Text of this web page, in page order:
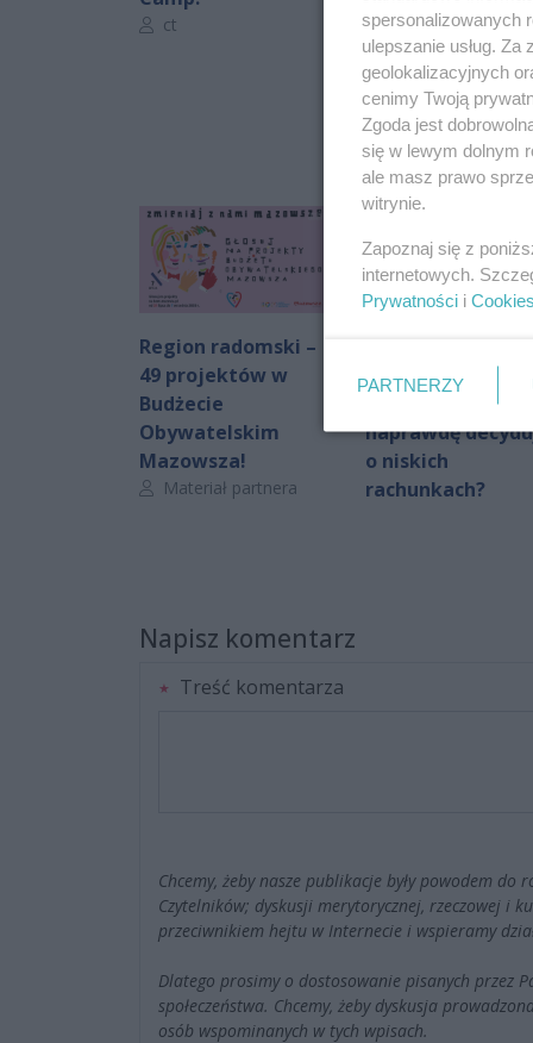
Autor artykułu:
ct
Region radomski –
49 projektów w
Budżecie
Obywatelskim
Mazowsza!
Autor artykułu:
Materiał partnera
to nie tylko
fotowoltaika. Co
naprawdę
o niskich
rachunkach?
Napisz komentarz
Treść komentarza
Chcemy, żeby nasze publikacje były powodem
Czytelników; dyskusji merytorycznej, rzeczowej i
przeciwnikiem hejtu w Internecie i wspieramy
Dlatego prosimy o dostosowanie pisanych przez
społeczeństwa. Chcemy, żeby dyskusja
osób wspominanych w tych wpisach.
spersonalizowanych
ulepszanie usług.
geolokalizacyjnych
cenimy Twoją
Zgoda jest
się w lewym dolnym
ale masz prawo
witrynie.
Zapoznaj się z
internetowych.
Prywatności i Cookies
PARTNERZY